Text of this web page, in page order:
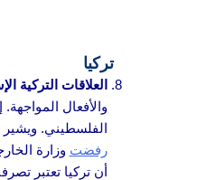
تركيا
العلاقات
والأفعال المواجهة.
الفلسطيني. ويشير
رفضت وزارة
أن تركيا تعتبر